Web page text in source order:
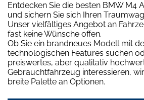
Entdecken Sie die besten BMW M4
und sichern Sie sich Ihren
Unser vielfältiges Angebot an
fast keine Wünsche offen.
Ob Sie ein brandneues Modell mit
technologischen Features suchen
preiswertes, aber qualitativ
Gebrauchtfahrzeug interessieren,
breite Palette an Optionen.